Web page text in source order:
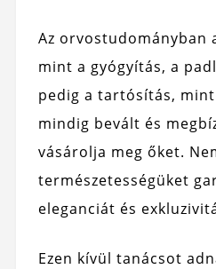
Az orvostudományban
mint a gyógyítás, a
pedig a tartósítás,
mindig bevált és
vásárolja meg őket.
természetességüket
eleganciát és
Ezen kívül tanácsot